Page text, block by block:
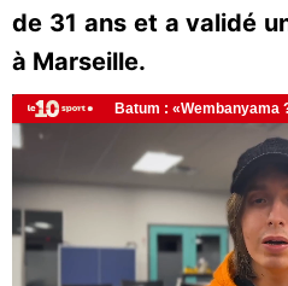
de 31 ans et a validé
à Marseille.